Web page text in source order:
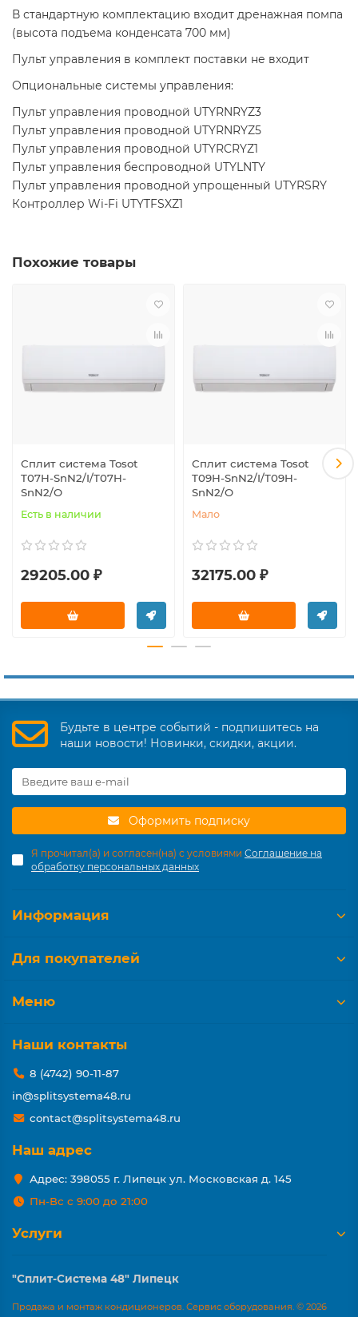
В стандартную комплектацию входит дренажная помпа
(высота подъема конденсата 700 мм)
Пульт управления в комплект поставки не входит
Опциональные системы управления:
Пульт управления проводной UTYRNRYZ3
Пульт управления проводной UTYRNRYZ5
Пульт управления проводной UTYRCRYZ1
Пульт управления беспроводной UTYLNTY
Пульт управления проводной упрощенный UTYRSRY
Контроллер Wi-Fi UTYTFSXZ1
Похожие товары
Сплит система Tosot
T07H-SnN2/I/T07H-
SnN2/O
Есть в наличии
29205.00 ₽
Сплит система Tosot
T09H-SnN2/I/T09H-
SnN2/O
Мало
32175.00 ₽
Будьте в центре событий - подпишитесь на
наши новости! Новинки, скидки, акции.
Оформить подписку
Я прочитал(а) и согласен(на) с условиями Соглашение на
обработку персональных данных
Информация
Для покупателей
Меню
Наши контакты
8 (4742) 90-11-87
in@splitsystema48.ru
contact@splitsystema48.ru
Наш адрес
Адрес: 398055 г. Липецк ул. Московская д. 145
Пн-Вс с 9:00 до 21:00
Услуги
"Сплит-Система 48" Липецк
Продажа и монтаж кондиционеров. Сервис оборудования. © 2026